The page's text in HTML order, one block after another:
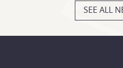
SEE ALL